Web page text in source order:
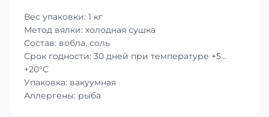
Вес упаковки: 1 кг
Метод вялки: холодная сушка
Состав: вобла, соль
Срок годности: 30 дней при температуре +5…
+20°C
Упаковка: вакуумная
Аллергены: рыба